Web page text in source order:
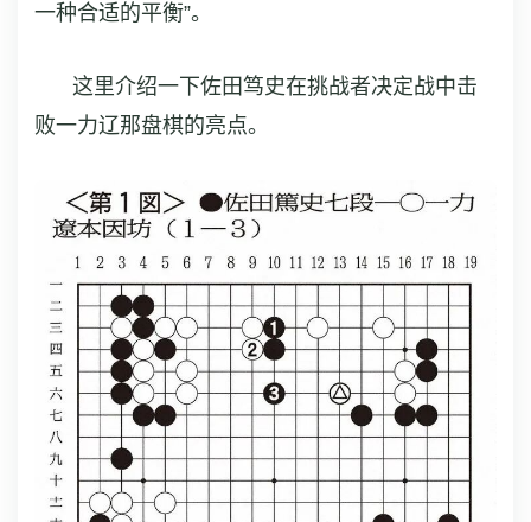
一种合适的平衡”。
这里介绍一下佐田笃史在挑战者决定战中击
败一力辽那盘棋的亮点。